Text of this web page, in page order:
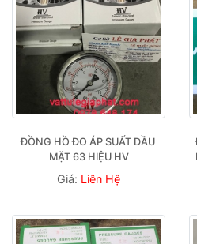
ĐỒNG HỒ ĐO ÁP SUẤT DẦU
MẶT 63 HIỆU HV
Giá: Liên Hệ